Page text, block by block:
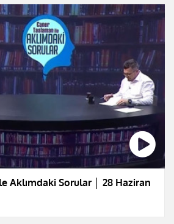
Aklımdaki Sorular │ 28 Haziran